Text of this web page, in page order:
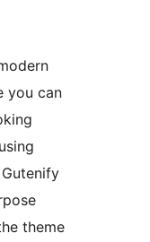
you can
theme